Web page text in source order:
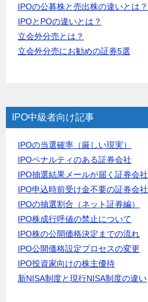
IPOの公募株と売出株の違いとは？
IPOとPOの違いとは？
立会外分売とは？
立会外分売にお勧めの証券5選
IPO中級者向け記事
IPOの当選確率（厳しい現実）
IPOペナルティのある証券会社
IPO抽選結果メールが届く証券会社
IPO申込時前受け金不要の証券会社
IPOの抽選割合（ネット証券編）
IPO株成行呼値の禁止について
IPO株の公開価格決定までの流れ
IPO公開価格設定プロセスの変更
IPO投資家向けの株主優待
新NISA制度と現行NISA制度の違い